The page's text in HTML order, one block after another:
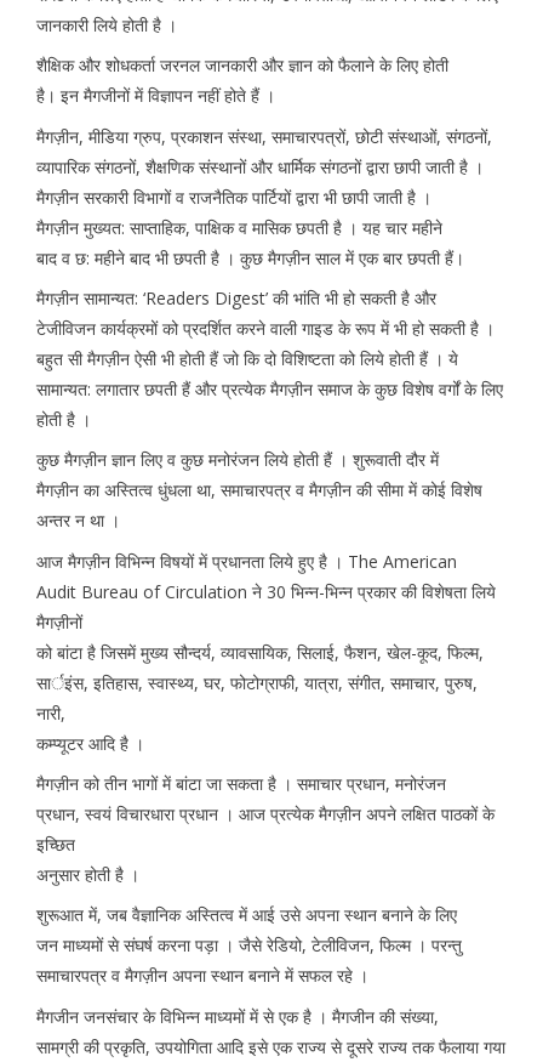
जानकारी लिये होती है ।
शैक्षिक और शोधकर्ता जरनल जानकारी और ज्ञान को फैलाने के लिए होती
है। इन मैगजीनों में विज्ञापन नहीं होते हैं ।
मैगज़ीन, मीडिया ग्रुप, प्रकाशन संस्था, समाचारपत्रों, छोटी संस्थाओं, संगठनों,
व्यापारिक संगठनों, शैक्षणिक संस्थानों और धार्मिक संगठनों द्वारा छापी जाती है ।
मैगज़ीन सरकारी विभागों व राजनैतिक पार्टियों द्वारा भी छापी जाती है ।
मैगज़ीन मुख्यत: साप्ताहिक, पाक्षिक व मासिक छपती है । यह चार महीने
बाद व छ: महीने बाद भी छपती है । कुछ मैगज़ीन साल में एक बार छपती हैं।
मैगज़ीन सामान्यत: ‘Readers Digest’ की भांति भी हो सकती है और
टेजीविजन कार्यक्रमों को प्रदर्शित करने वाली गाइड के रूप में भी हो सकती है ।
बहुत सी मैगज़ीन ऐसी भी होती हैं जो कि दो विशिष्टता को लिये होती हैं । ये
सामान्यत: लगातार छपती हैं और प्रत्येक मैगज़ीन समाज के कुछ विशेष वर्गों के लिए
होती है ।
कुछ मैगज़ीन ज्ञान लिए व कुछ मनोरंजन लिये होती हैं । शुरूवाती दौर में
मैगज़ीन का अस्तित्व धुंधला था, समाचारपत्र व मैगज़ीन की सीमा में कोई विशेष
अन्तर न था ।
आज मैगज़ीन विभिन्न विषयों में प्रधानता लिये हुए है । The American
Audit Bureau of Circulation ने 30 भिन्न-भिन्न प्रकार की विशेषता लिये
मैगज़ीनों
को बांटा है जिसमें मुख्य सौन्दर्य, व्यावसायिक, सिलाई, फैशन, खेल-कूद, फिल्म,
सार्इंस, इतिहास, स्वास्थ्य, घर, फोटोग्राफी, यात्रा, संगीत, समाचार, पुरुष,
नारी,
कम्प्यूटर आदि है ।
मैगज़ीन को तीन भागों में बांटा जा सकता है । समाचार प्रधान, मनोरंजन
प्रधान, स्वयं विचारधारा प्रधान । आज प्रत्येक मैगज़ीन अपने लक्षित पाठकों के
इच्छित
अनुसार होती है ।
शुरूआत में, जब वैज्ञानिक अस्तित्व में आई उसे अपना स्थान बनाने के लिए
जन माध्यमों से संघर्ष करना पड़ा । जैसे रेडियो, टेलीविजन, फिल्म । परन्तु
समाचारपत्र व मैगज़ीन अपना स्थान बनाने में सफल रहे ।
मैगजीन जनसंचार के विभिन्न माध्यमों में से एक है । मैगजीन की संख्या,
सामग्री की प्रकृति, उपयोगिता आदि इसे एक राज्य से दूसरे राज्य तक फैलाया गया